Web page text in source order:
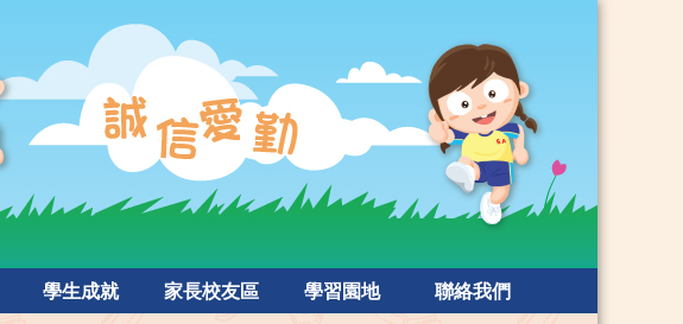
學生成就 家長校友區 學習園地 聯絡我們